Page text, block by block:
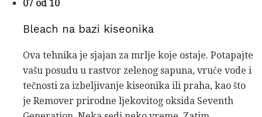
07 od 10
Bleach na bazi kiseonika
Ova tehnika je sjajan za mrlje koje ostaje. Potapajte
vašu posudu u rastvor zelenog sapuna, vruće vode i
tečnosti za izbeljivanje kiseonika ili praha, kao što
je Remover prirodne ljekovitog oksida Seventh